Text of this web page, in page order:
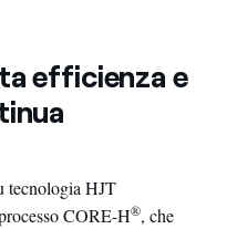
efficienza e
tecnologia HJT
CORE-H®, che